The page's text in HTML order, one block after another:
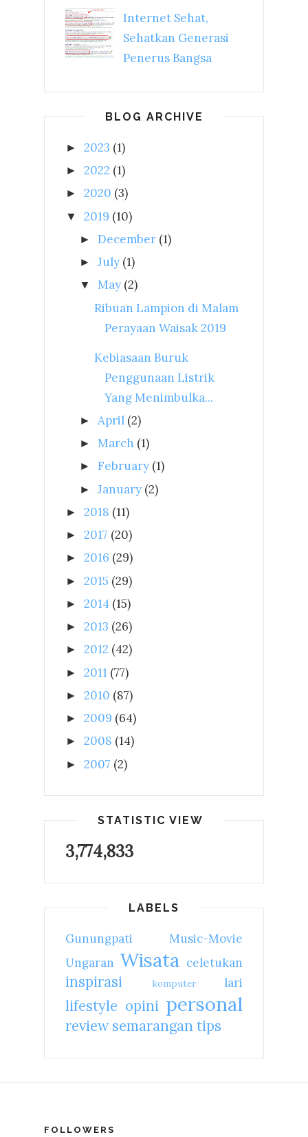
Internet Sehat,
Sehatkan Generasi
Penerus Bangsa
BLOG ARCHIVE
► 2023 (1)
► 2022 (1)
► 2020 (3)
▼ 2019 (10)
► December (1)
►July (1)
▼May (2)
Ribuan Lampion di Malam
Perayaan Waisak 2019
Kebiasaan Buruk
Penggunaan Listrik
Yang Menimbulka...
►April (2)
►March (1)
► February (1)
►January (2)
► 2018 (11)
► 2017 (20)
► 2016 (29)
► 2015 (29)
► 2014 (15)
► 2013 (26)
► 2012 (42)
► 2011 (77)
► 2010 (87)
► 2009 (64)
► 2008 (14)
► 2007 (2)
STATISTIC VIEW
3,774,833
LABELS
Gunungpati
Music-Movie
Ungaran Wisata celetukan
inspirasi komputer lari
lifestyle opini personal
review semarangantips
FOLLOWERS